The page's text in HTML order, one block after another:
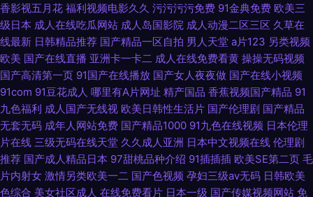
香影视五月花 福利视频电影久久 污污污污免费 91金典免费 欧美三
级日本 成人在线吃瓜网站 成人岛国影院 成人动漫二区三区 久草在
线最新 日韩精品推荐 国产精品一区自拍 男人天堂 a片123 另类视频
欧美 国产在线直播 亚洲卡一卡二 成人在线免费看黄 操操无码视频
国产高清第一页 91国产在线播放 国产女人夜夜做 国产在线小视频
91com 91豆花成人 哪里有A片网址 精产国品 香蕉视频国产精品 91
九色福利 成人国产无线视 欧美日韩性生活片 国产伦理剧 国产精品
无套无码 成年人网站免费 国产精品1000 91九色在线视频 日本伦理
片在线 三级无码在线天堂 久久成人亚洲 日本中文视频在线 伦理剧
推荐 国产成人精品日本 97甜桃品种介绍 91插插插 欧美SE第二页 毛
片内射女 激情另类欧美一二 国产色视频 孕妇三级av无码 日韩欧美
色综合 美女社区成人 在线免费看片 日本一级 国产传媒视频网站 免